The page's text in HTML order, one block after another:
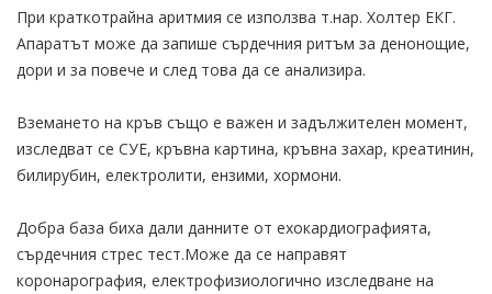
При краткотрайна аритмия се използва т.нар. Холтер ЕКГ.
Апаратът може да запише сърдечния ритъм за денонощие,
дори и за повече и след това да се анализира.
Вземането на кръв също е важен и задължителен момент,
изследват се СУЕ, кръвна картина, кръвна захар, креатинин,
билирубин, електролити, ензими, хормони.
Добра база биха дали данните от ехокардиографията,
сърдечния стрес тест.Може да се направят
коронарография, електрофизиологично изследване на